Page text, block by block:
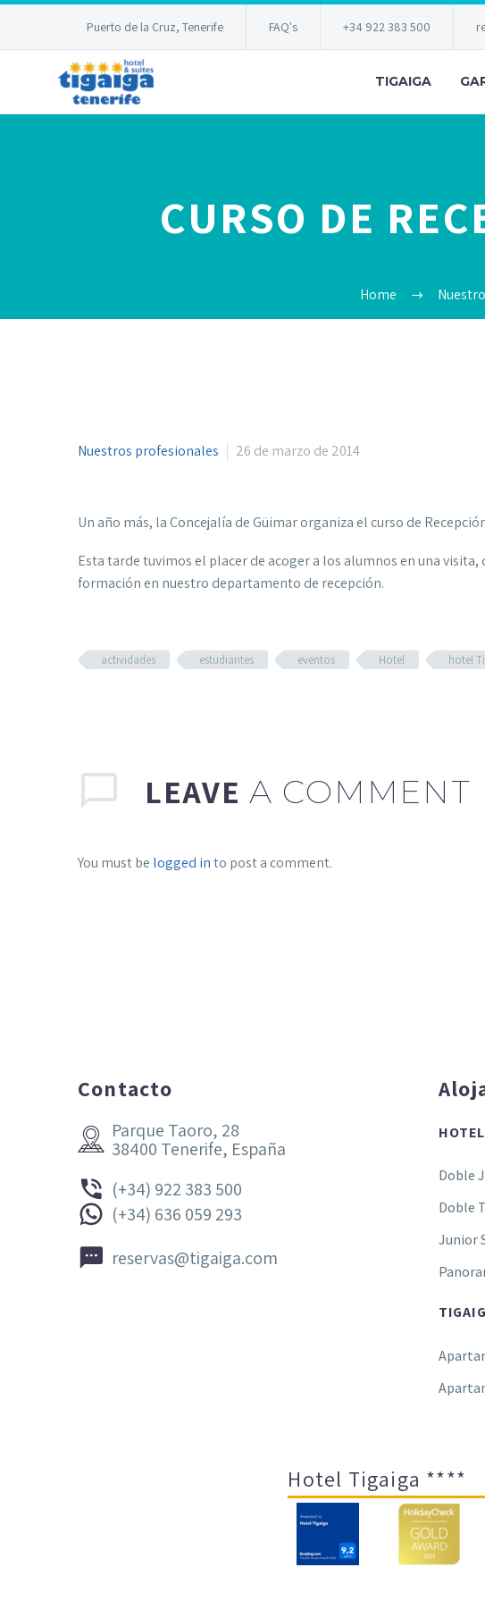
Puerto de la Cruz, Tenerife FAQ's +34 922 383 500
TIGAIGA
CURSO DE
Home
Nuestros profesionales 26 de marzo de 2014
Un año más, la Concejalía de Güimar organiza el curso de
Esta tarde tuvimos el placer de acoger a los alumnos en una
formación en nuestro departamento de recepción.
actividades estudiantes eventos Hotel hotel
LEAVE A COMMENT
You must be logged into post a comment.
Contacto

 Parque Taoro, 28
38400 Tenerife, España

 (+34) 922 383 500

 (+34) 636 059 293

 reservas@tigaiga.com
Doble
Doble
Junior
Hotel Tigaiga ****